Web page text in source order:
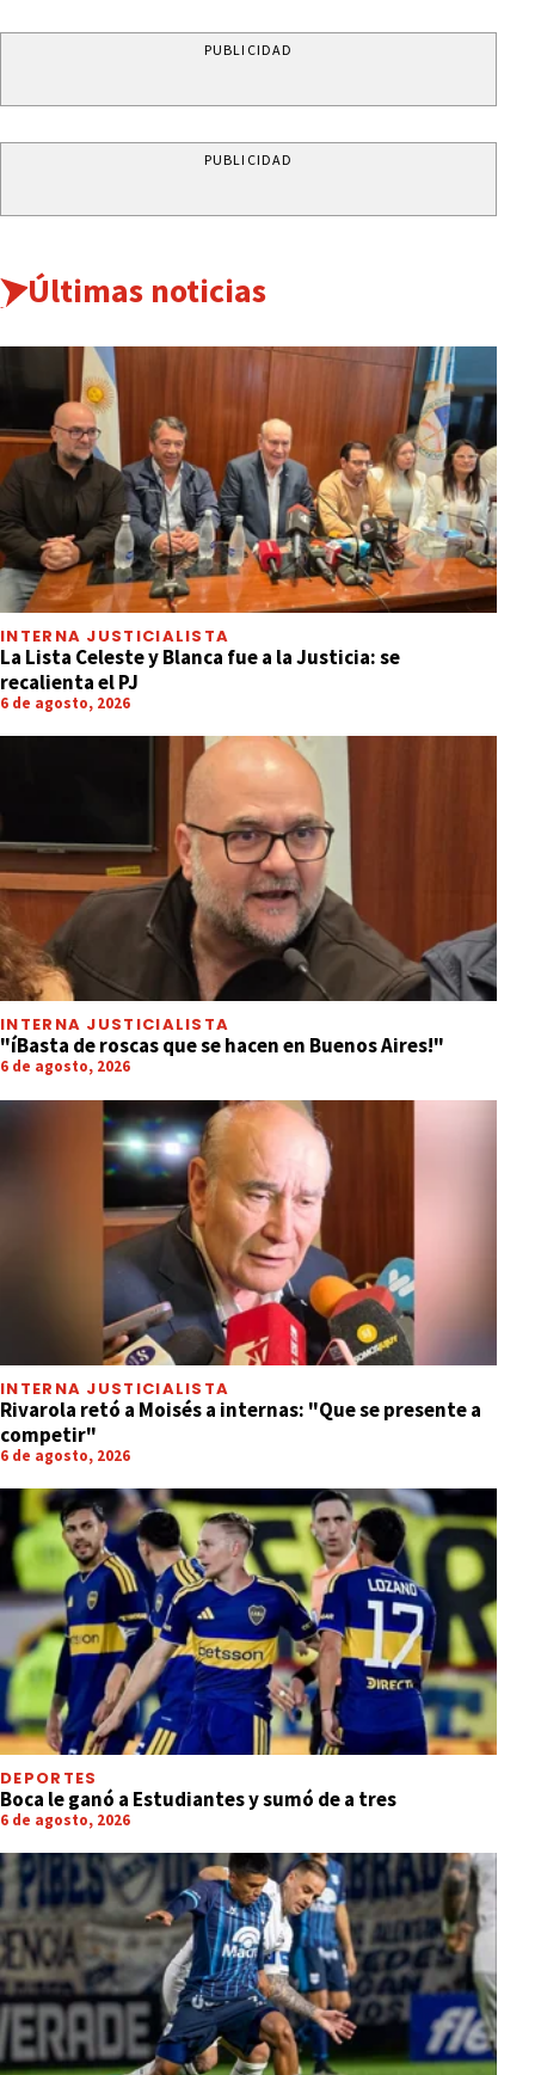
PUBLICIDAD
PUBLICIDAD
Últimas noticias
INTERNA JUSTICIALISTA
La Lista Celeste y Blanca fue a la Justicia: se
recalienta el PJ
6 de agosto, 2026
INTERNA JUSTICIALISTA
"íBasta de roscas que se hacen en Buenos Aires!"
6 de agosto, 2026
INTERNA JUSTICIALISTA
Rivarola retó a Moisés a internas: "Que se presente a
competir"
6 de agosto, 2026
DEPORTES
Boca le ganó a Estudiantes y sumó de a tres
6 de agosto, 2026